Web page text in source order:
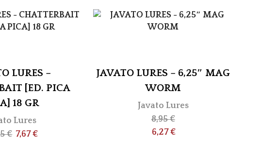
LURES –
[ED. PICA
18 GR
Lures
€ 7,67€
JAVATO LURES – 6,25″ MAG
WORM
Javato Lures
8,95€
6,27€